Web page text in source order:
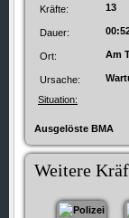
Kräfte: 13
Dauer:
Ort: Am
Ursache:
Situation:
Ausgelöste BMA
Weitere